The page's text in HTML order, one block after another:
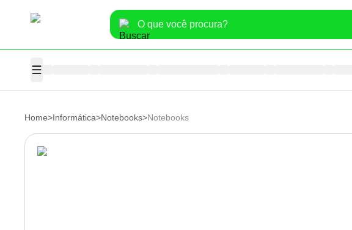
Home>Informática>Notebooks>Notebooks